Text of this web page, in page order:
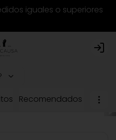
iguales o superiores
Recomendados del chef